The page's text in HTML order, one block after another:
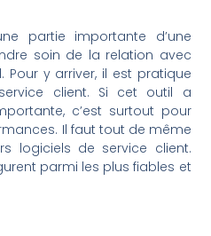
partie importante d’une
soin de la relation avec
Pour y arriver, il est pratique
client. Si cet outil a
c’est surtout pour
Il faut tout de même
logiciels de service client.
parmi les plus fiables et